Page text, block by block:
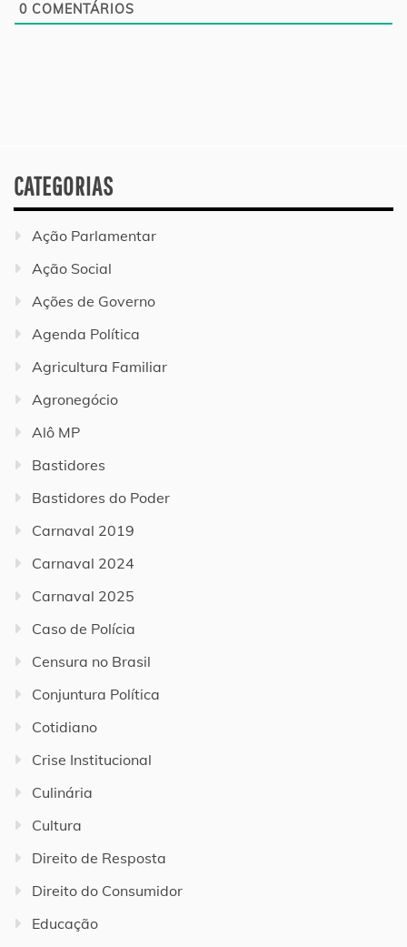
0 COMENTÁRIOS
CATEGORIAS
Ação Parlamentar
Ação Social
Ações de Governo
Agenda Política
Agricultura Familiar
Agronegócio
Alô MP
Bastidores
Bastidores do Poder
Carnaval 2019
Carnaval 2024
Carnaval 2025
Caso de Polícia
Censura no Brasil
Conjuntura Política
Cotidiano
Crise Institucional
Culinária
Cultura
Direito de Resposta
Direito do Consumidor
Educação